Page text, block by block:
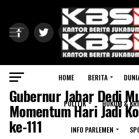
HOME BERITA
POLITIK HUKUM &
INFO PARLEMEN
REGIONAL
Gubernur Jabar Dedi
Momentum Hari Jadi
ke-111
Exit mobile